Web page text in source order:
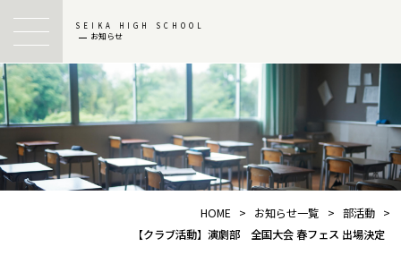
SEIKA HIGH SCHOOL
お知らせ
HOME > お知らせ一覧 > 部活動 >
【クラブ活動】演劇部 全国大会 春フェス 出場決定